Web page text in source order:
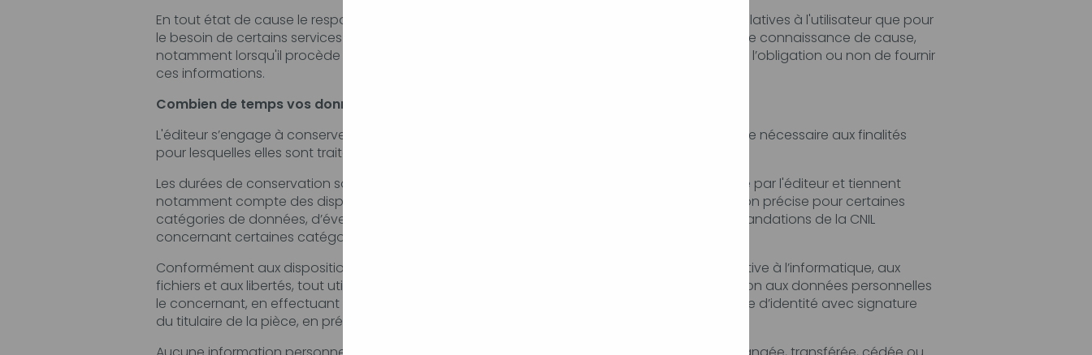
En tout état de cause le responsable publication ne collecte des informations personnelles relatives à l'utilisateur que pour
le besoin de certains services proposés par le site. L'utilisateur fournit ces informations en toute connaissance de cause,
notamment lorsqu'il procède par lui-même à leur saisie. Il est alors précisé à l'utilisateur du site l’obligation ou non de fournir
ces informations.
Combien de temps vos données sont-elles conservées ?
L'éditeur s’engage à conserver vos données personnelles pour une durée n'excédant pas celle nécessaire aux finalités
pour lesquelles elles sont traitées.
Les durées de conservation sont définies en fonction des finalités de traitement mis en œuvre par l'éditeur et tiennent
notamment compte des dispositions légales applicables imposant une durée de conservation précise pour certaines
catégories de données, d’éventuels délais de prescription applicables ainsi que des recommandations de la CNIL
concernant certaines catégories de traitements de données.
Conformément aux dispositions des articles 38 et suivants de la loi 78-17 du 6 janvier 1978 relative à l’informatique, aux
fichiers et aux libertés, tout utilisateur dispose d’un droit d’accès, de rectification et d’opposition aux données personnelles
le concernant, en effectuant sa demande écrite et signée, accompagnée d’une copie du titre d’identité avec signature